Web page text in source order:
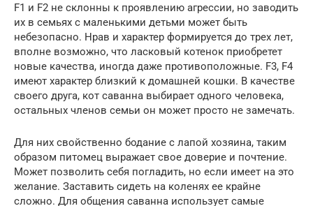
F1 и F2 не склонны к проявлению агрессии, но заводить
их в семьях с маленькими детьми может быть
небезопасно. Нрав и характер формируется до трех лет,
вполне возможно, что ласковый котенок приобретет
новые качества, иногда даже противоположные. F3, F4
имеют характер близкий к домашней кошки. В качестве
своего друга, кот саванна выбирает одного человека,
остальных членов семьи он может просто не замечать.
Для них свойственно бодание с лапой хозяина, таким
образом питомец выражает свое доверие и почтение.
Может позволить себя погладить, но если имеет на это
желание. Заставить сидеть на коленях ее крайне
сложно. Для общения саванна использует самые